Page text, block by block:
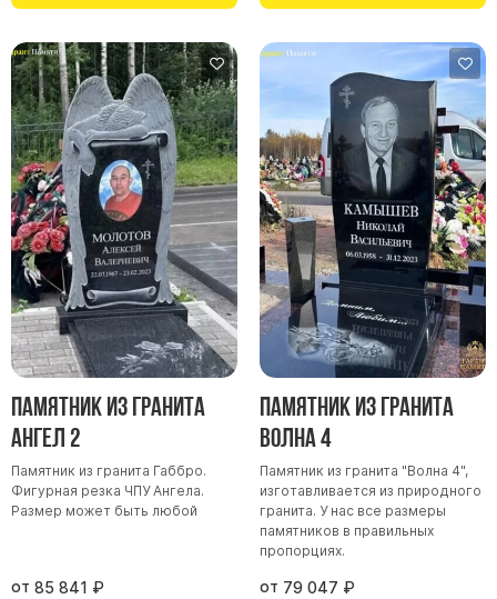
Памятник из гранита
Ангел 2
Памятник из гранита Габбро.
Фигурная резка ЧПУ Ангела.
Размер может быть любой
от 85 841 ₽
Памятник из гранита
Волна 4
Памятник из гранита "Волна 4",
изготавливается из природного
гранита. У нас все размеры
памятников в правильных
пропорциях.
от 79 047 ₽